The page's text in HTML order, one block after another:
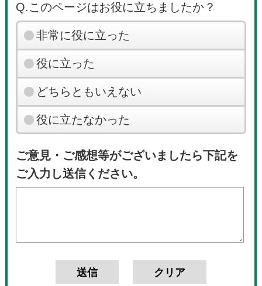
Q.このページはお役に立ちましたか？
非常に役に立った
役に立った
どちらともいえない
役に立たなかった
ご意見・ご感想等がございましたら下記を
ご入力し送信ください。